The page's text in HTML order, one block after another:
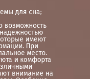
для сна;
возможность
имеют
При
место.
и комфорта
внимание на